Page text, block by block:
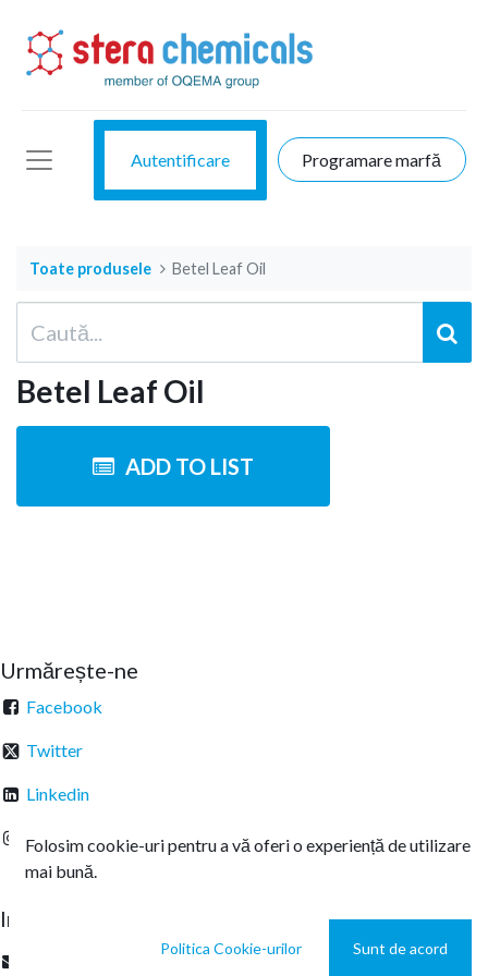
Autentificare Programare marfă
Toate produsele Betel Leaf Oil
Betel Leaf Oil
ADD TO LIST
Urmărește-ne
Facebook
Twitter
Linkedin
Instagram
Intrați în legătură
office@sterachemicals.ro
Folosim cookie-uri pentru a vă oferi o experiență de utilizare
mai bună.
Politica Cookie-urilor Sunt de acord